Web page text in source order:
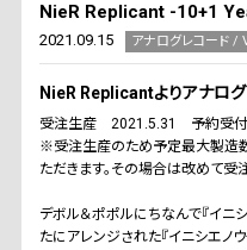
NieR Replicant -10+1
2021.09.15 アナログレコード /
NieR Replicantよりアナロ
受注生産 2021.5.31 予約受
※受注生産のため予定最大製造
ただきます。その場合は改めて受
デボル＆ポポルにちなんで『イニ
たにアレンジされた『イニシエノ